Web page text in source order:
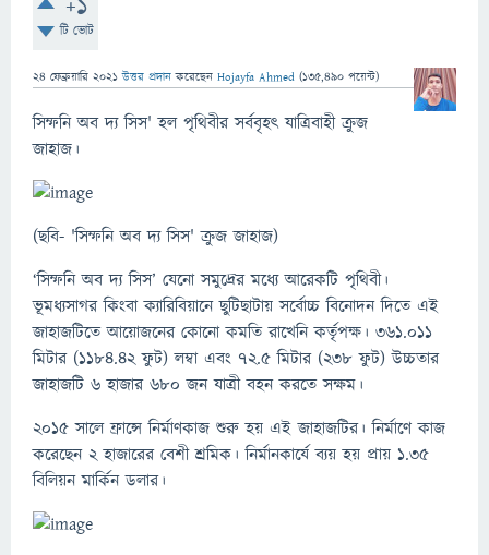
টি ভোট
24 ফেব্রুয়ারি 2021 উত্তর প্রদান করেছেন Hojayfa Ahmed (135,490 পয়েন্ট)
সিম্ফনি অব দ্য সিস' হল পৃথিবীর সর্ববৃহৎ যাত্রিবাহী ক্রুজ
জাহাজ।
(ছবি- 'সিম্ফনি অব দ্য সিস' ক্রুজ জাহাজ)
‘সিম্ফনি অব দ্য সিস’ যেনো সমুদ্রের মধ্যে আরেকটি পৃথিবী।
ভূমধ্যসাগর কিংবা ক্যারিবিয়ানে ছুটিছাটায় সর্বোচ্চ বিনোদন দিতে এই
জাহাজটিতে অ‍ায়োজনের কোনো কমতি রাখেনি কর্তৃপক্ষ। ৩৬১.০১১
মিটার (১১৮৪.৪২ ফুট) লম্বা এবং ৭২.৫ মিটার (২৩৮ ফুট) উচ্চতার
জাহাজটি ৬ হাজার ৬৮০ জন যাত্রী বহন করতে সক্ষম।
২০১৫ সালে ফ্রান্সে নির্মাণকাজ শুরু হয় এই জাহাজটির। নির্মাণে কাজ
করেছেন ২ হাজারের বেশী শ্রমিক। নির্মানকার্যে ব্যয় হয় প্রায় ১.৩৫
বিলিয়ন মার্কিন ডলার।